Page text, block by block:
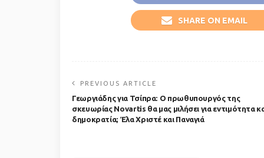
SHARE ON EMAIL
PREVIOUS ARTICLE
Γεωργιάδης για Τσίπρα: Ο πρωθυπουργός της
σκευωρίας Novartis θα μας μιλήσει για εντιμότητα
δημοκρατία; Έλα Χριστέ και Παναγιά